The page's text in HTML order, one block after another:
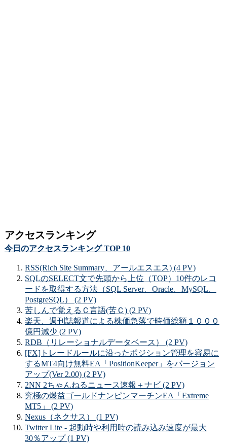
アクセスランキング
今日のアクセスランキング TOP 10
RSS(Rich Site Summary、アールエスエス) (4 PV)
SQLのSELECT文で先頭から上位（TOP）10件のレコ
ードを取得する方法（SQL Server、Oracle、MySQL、
PostgreSQL） (2 PV)
苦しんで覚えるＣ言語(苦Ｃ) (2 PV)
楽天、週刊誌報道による株価急落で時価総額１０００
億円減少 (2 PV)
RDB（リレーショナルデータベース） (2 PV)
[FX]トレードルールに沿ったポジション管理を容易に
するMT4向け無料EA「PositionKeeper」をバージョン
アップ(Ver 2.00) (2 PV)
2NN 2ちゃんねるニュース速報＋ナビ (2 PV)
究極の爆益ゴールドナンピンマーチンEA「Extreme
MT5」 (2 PV)
Nexus（ネクサス） (1 PV)
Twitter Lite - 起動時や利用時の読み込み速度が最大
30％アップ (1 PV)